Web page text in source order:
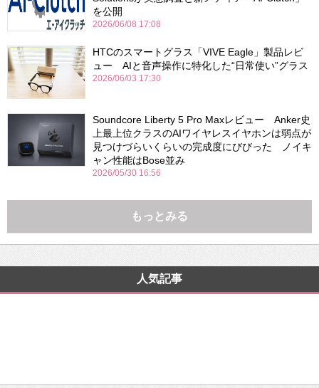
を公開
2026/06/08 17:08
HTCのスマートグラス「VIVE Eagle」製品レビ
ュー AIと音声操作に特化した“日常使い”グラス
2026/06/03 17:30
Soundcore Liberty 5 Pro Maxレビュー Anker史
上最上位クラスのAIワイヤレスイヤホンは弱点が
見つけづらいくらいの完成度にびびった ノイキ
ャン性能はBose並み
2026/05/30 16:56
もっとみる
人気記事